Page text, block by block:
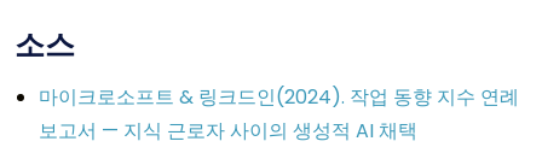
소스
마이크로소프트 & 링크드인(2024). 작업 동향 지수 연례
보고서 — 지식 근로자 사이의 생성적 AI 채택